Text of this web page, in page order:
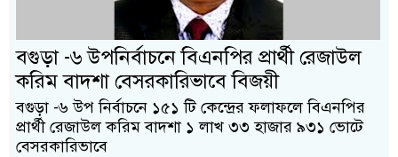
বগুড়া -৬ উপনির্বাচনে বিএনপির প্রার্থী রেজাউল
করিম বাদশা বেসরকারিভাবে বিজয়ী
বগুড়া -৬ উপ নির্বাচনে ১৫১ টি কেন্দ্রের ফলাফলে বিএনপির
প্রার্থী রেজাউল করিম বাদশা ১ লাখ ৩৩ হাজার ৯৩১ ভোটে
বেসরকারিভাবে